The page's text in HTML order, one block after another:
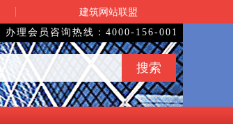
建筑网站联盟
办理会员咨询热线：4000-156-001